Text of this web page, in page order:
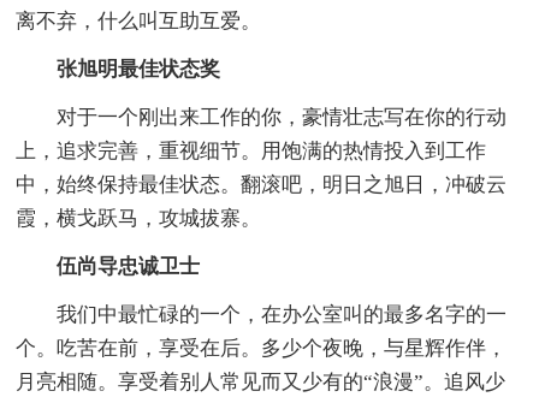
离不弃，什么叫互助互爱。
张旭明最佳状态奖
对于一个刚出来工作的你，豪情壮志写在你的行动
上，追求完善，重视细节。用饱满的热情投入到工作
中，始终保持最佳状态。翻滚吧，明日之旭日，冲破云
霞，横戈跃马，攻城拔寨。
伍尚导忠诚卫士
我们中最忙碌的一个，在办公室叫的最多名字的一
个。吃苦在前，享受在后。多少个夜晚，与星辉作伴，
月亮相随。享受着别人常见而又少有的“浪漫”。追风少